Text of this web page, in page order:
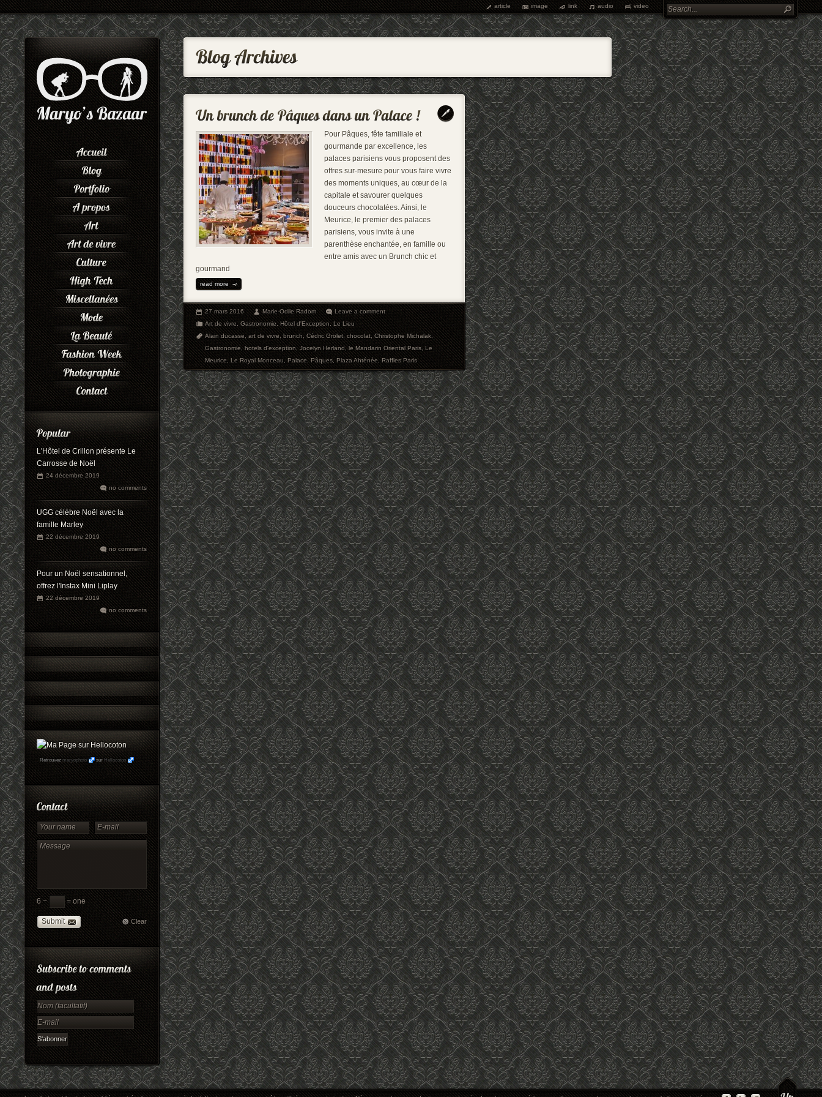
article image link audio video
L'Hôtel de Crillon présente Le
Carrosse de Noël
24 décembre 2019
no comments
UGG célèbre Noël avec la
famille Marley
22 décembre 2019
no comments
Pour un Noël sensationnel,
offrez l'Instax Mini Liplay
22 décembre 2019
no comments
Retrouvez maryophoto sur Hellocoton
6 − = one
Submit Clear
Pour Pâques, fête familiale et
gourmande par excellence, les
palaces parisiens vous proposent des
offres sur-mesure pour vous faire vivre
des moments uniques, au cœur de la
capitale et savourer quelques
douceurs chocolatées. Ainsi, le
Meurice, le premier des palaces
parisiens, vous invite à une
parenthèse enchantée, en famille ou
entre amis avec un Brunch chic et
gourmand
read more
27 mars 2016 Marie-Odile Radom
Leave a comment
Art de vivre,Gastronomie,Hôtel d'Exception,Le Lieu
Alain ducasse,art de vivre,brunch,Cédric Grolet,chocolat,Christophe Michalak,
Gastronomie,hotels d'exception,Jocelyn Herland,le Mandarin Oriental Paris,Le
Meurice,Le Royal Monceau,Palace,Pâques,Plaza Ahténée,Raffles Paris